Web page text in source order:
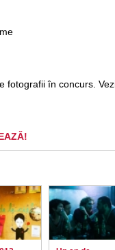
fotografii în concurs.